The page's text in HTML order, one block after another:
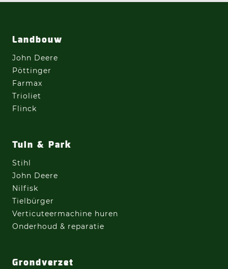
Landbouw
John Deere
Pöttinger
Farmax
Trioliet
Flinck
Tuin & Park
Stihl
John Deere
Nilfisk
Tielbürger
Verticuteermachine huren
Onderhoud & reparatie
Grondverzet